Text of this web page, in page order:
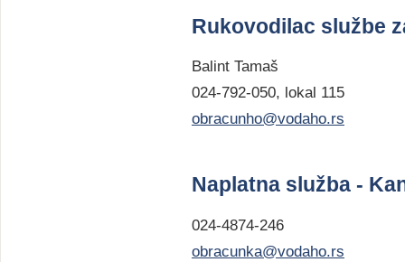
Rukovodilac službe
Balint Tamaš
024-792-050, lokal 115
obracunho@vodaho.rs
Naplatna služba -
024-4874-246
obracunka@vodaho.rs